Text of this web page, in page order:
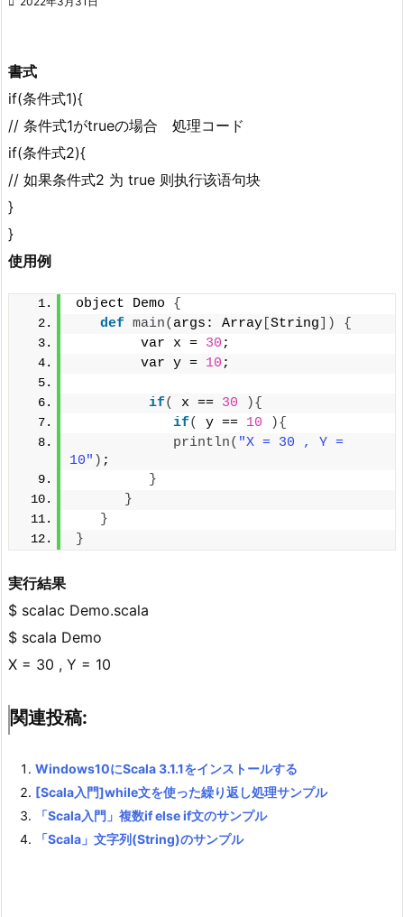
書式
if(条件式1){
// 条件式1がtrueの場合 処理コード
if(条件式2){
// 如果条件式2 为 true 则执行该语句块
}
}
使用例
object Demo {
def main( args: Array String ])
{
        var x =
30 ;
        var y =
10 ;
if( x == 30
){
if( y == 10
){
println( "X = 30 , Y =
10" ) ;
}
}
}
}
実行結果
$ scalac Demo.scala
$ scala Demo
X = 30 , Y = 10
関連投稿:
Windows10にScala 3.1.1をインストールする
[Scala入門]while文を使った繰り返し処理サンプル
「Scala入門」複数if else if文のサンプル
「Scala」文字列(String)のサンプル